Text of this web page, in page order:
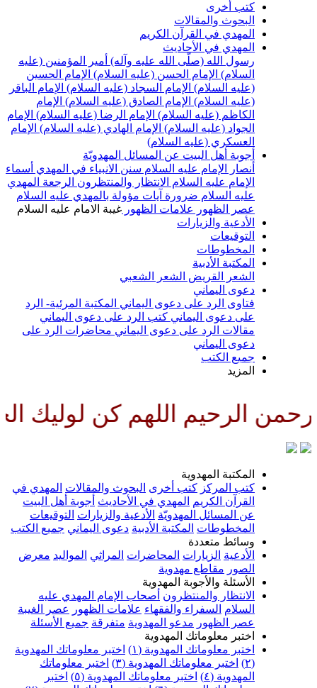
كتب أخرى
البحوث والمقالات
المهدي في القرآن الكريم
المهدي في الأحاديث
رسول الله (صلّى الله عليه وآله) أمير المؤمنين (عليه
السلام) الإمام الحسن (عليه السلام) الإمام الحسين
(عليه السلام) الإمام السجاد (عليه السلام) الإمام الباقر
(عليه السلام) الإمام الصادق (عليه السلام) الإمام
الكاظم (عليه السلام) الإمام الرضا (عليه السلام) الإمام
الجواد (عليه السلام) الإمام الهادي (عليه السلام) الإمام
العسكري (عليه السلام)
أجوبة أهل البيت عن المسائل المهدويّة
أنصار الإمام عليه السلام سنن الانبياء في المهدي أسماء
الإمام عليه السلام الانتظار والمنتظرون الرجعة المهدي
عليه السلام ضرورة آيات مؤولة بالمهدي عليه السلام
عصر الظهور
علامات الظهور غيبة الامام عليه السلام
الأدعية والزيارات
التوقيعات
المخطوطات
المكتبة الأدبية
الشعر القريض الشعر الشعبي
دعوى اليماني
فتاوى الرد على دعوى اليماني المكتبة المرئية- الرد
على دعوى اليماني كتب الرد على دعوى اليماني
مقالات الرد على دعوى اليماني محاضرات الرد على
دعوى اليماني
جميع الكتب
المزيد
الرحيم اللهم كن لوليك
المكتبة المهدوية
كتب المركز كتب أخرى البحوث والمقالات المهدي في
القرآن الكريم
المهدي في الأحاديث أجوبة أهل البيت
عن المسائل المهدويّة الأدعية والزيارات التوقيعات
المخطوطات المكتبة الأدبية دعوى اليماني جميع الكتب
وسائط متعددة
الأدعية الزيارات المحاضرات المراثي المواليد معرض
الصور مقاطع مهدوية
الأسئلة والأجوبة المهدوية
الانتظار والمنتظرون أصحاب الإمام المهدي عليه
السلام السفراء والفقهاء علامات الظهور
عصر الغيبة
عصر الظهور مدعو المهدوية متفرقة جميع الأسئلة
اختبر معلوماتك المهدوية
اختبر معلوماتك المهدوية (١)
اختبر معلوماتك المهدوية
(٢)
اختبر معلوماتك المهدوية (٣)
اختبر معلوماتك
المهدوية (٤)
اختبر معلوماتك المهدوية (٥)
اختبر